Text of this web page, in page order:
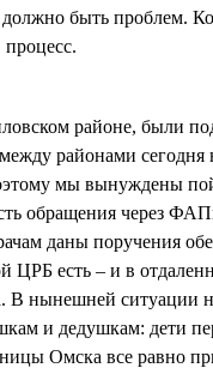
быть проблем.
районе, были
районами сегодня
мы вынуждены
обращения через
даны поручения
есть – и в
В нынешней ситуации
и дедушкам: дети
Омска все равно